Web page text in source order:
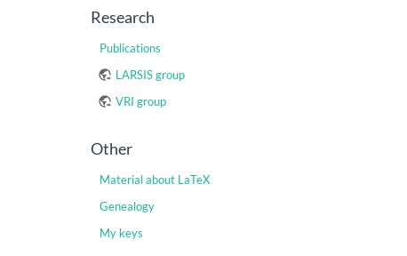
Research
Publications
LARSIS group
VRI group
Other
Material about LaTeX
Genealogy
My keys